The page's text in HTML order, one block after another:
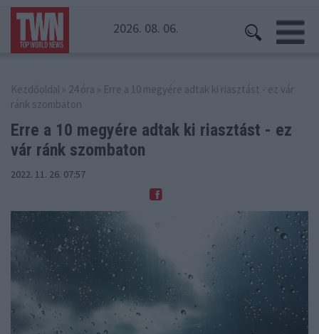
2026. 08. 06.
Kezdőoldal » 24 óra » Erre a 10 megyére adtak ki riasztást - ez vár
ránk szombaton
Erre a 10 megyére adtak ki riasztást - ez
vár ránk szombaton
2022. 11. 26. 07:57